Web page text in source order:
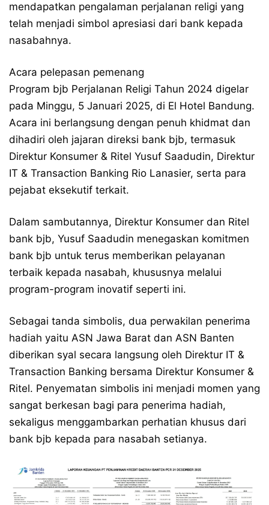
mendapatkan pengalaman perjalanan religi yang
telah menjadi simbol apresiasi dari bank kepada
nasabahnya.
Acara pelepasan pemenang
Program bjb Perjalanan Religi Tahun 2024 digelar
pada Minggu, 5 Januari 2025, di El Hotel Bandung.
Acara ini berlangsung dengan penuh khidmat dan
dihadiri oleh jajaran direksi bank bjb, termasuk
Direktur Konsumer & Ritel Yusuf Saadudin, Direktur
IT & Transaction Banking Rio Lanasier, serta para
pejabat eksekutif terkait.
Dalam sambutannya, Direktur Konsumer dan Ritel
bank bjb, Yusuf Saadudin menegaskan komitmen
bank bjb untuk terus memberikan pelayanan
terbaik kepada nasabah, khususnya melalui
program-program inovatif seperti ini.
Sebagai tanda simbolis, dua perwakilan penerima
hadiah yaitu ASN Jawa Barat dan ASN Banten
diberikan syal secara langsung oleh Direktur IT &
Transaction Banking bersama Direktur Konsumer &
Ritel. Penyematan simbolis ini menjadi momen yang
sangat berkesan bagi para penerima hadiah,
sekaligus menggambarkan perhatian khusus dari
bank bjb kepada para nasabah setianya.